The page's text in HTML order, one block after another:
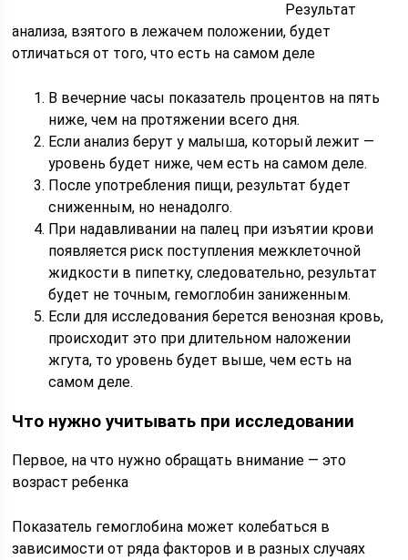
Результат
анализа, взятого в лежачем положении, будет
отличаться от того, что есть на самом деле
В вечерние часы показатель процентов на пять
ниже, чем на протяжении всего дня.
Если анализ берут у малыша, который лежит —
уровень будет ниже, чем есть на самом деле.
После употребления пищи, результат будет
сниженным, но ненадолго.
При надавливании на палец при изъятии крови
появляется риск поступления межклеточной
жидкости в пипетку, следовательно, результат
будет не точным, гемоглобин заниженным.
Если для исследования берется венозная кровь,
происходит это при длительном наложении
жгута, то уровень будет выше, чем есть на
самом деле.
Что нужно учитывать при исследовании
Первое, на что нужно обращать внимание — это
возраст ребенка
Показатель гемоглобина может колебаться в
зависимости от ряда факторов и в разных случаях